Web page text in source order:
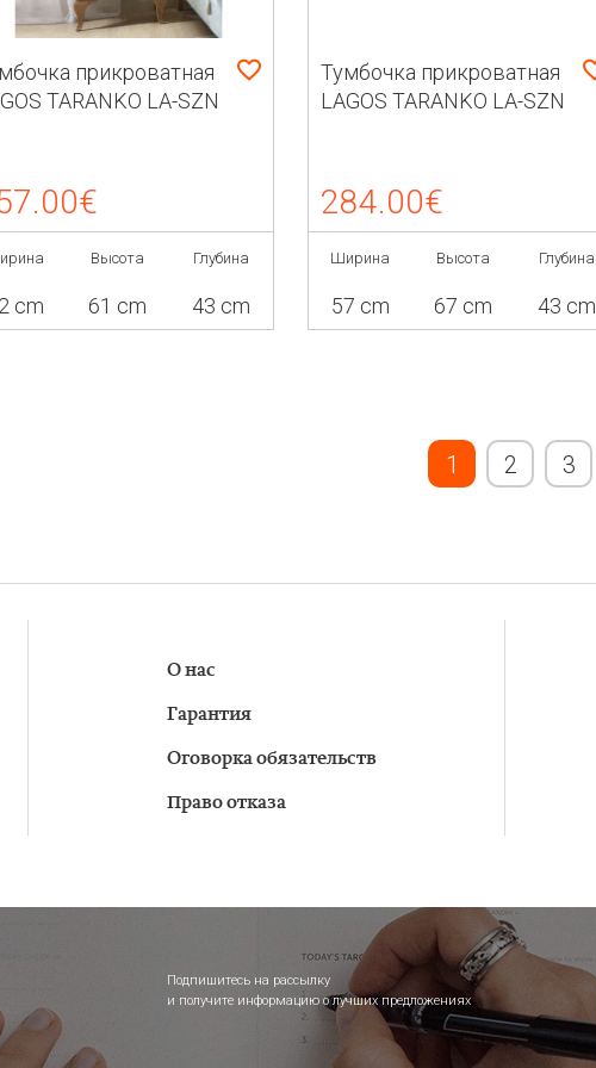
прикроватная
TARANKO LA-SZN
cm
Высота
61 cm
Глубина
43 cm
Тумбочка прикроватная
LAGOS TARANKO LA-SZN
284.00€
Ширина
57 cm
Высота
67 cm
Глубина
43 cm
1 2 3
О нас
Гарантия
Оговорка обязательств
Право отказа
Подпишитесь на рассылку
и получите информацию о лучших предложениях